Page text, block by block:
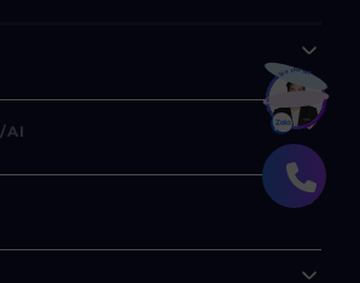
AI
Bạn muốn hiểu thêm?Xem chi tiết